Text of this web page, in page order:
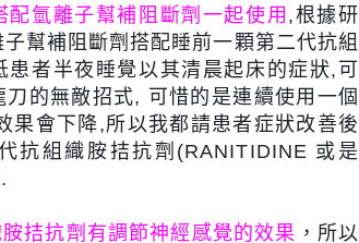
配氫離子幫補阻斷劑一起使用 ,根據研
幫補阻斷劑搭配睡前一顆第二代抗組
患者半夜睡覺以其清晨起床的症狀,可
的無敵招式, 可惜的是連續使用一個
果會下降,所以我都請患者症狀改善後
抗組織胺拮抗劑(RANITIDINE 或是
拮抗劑有調節神經感覺的效果 ，所以